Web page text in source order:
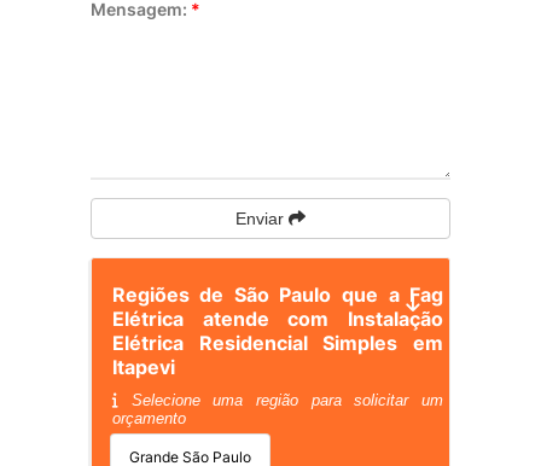
Mensagem: *
Enviar
Regiões de São Paulo que a Fag
Elétrica atende com Instalação
Elétrica Residencial Simples em
Itapevi
Selecione uma região para solicitar um
orçamento
Grande São Paulo